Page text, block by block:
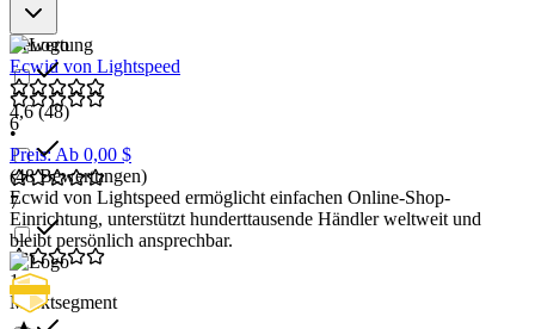
Bewertung
6
7
1
Marktsegment
Ecwid von Lightspeed
4,6(48)
•
Preis: Ab 0,00 $
(48 Bewertungen)
Ecwid von Lightspeed ermöglicht einfachen Online-Shop-
Einrichtung, unterstützt hunderttausende Händler weltweit und
bleibt persönlich ansprechbar.